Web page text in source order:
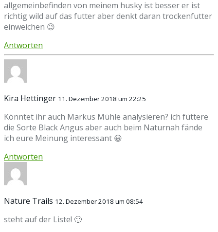
allgemeinbefinden von meinem husky ist besser er ist
richtig wild auf das futter aber denkt daran trockenfutter
einweichen 😉
Antworten
Kira Hettinger 11. Dezember 2018 um 22:25
Könntet ihr auch Markus Mühle analysieren? ich füttere
die Sorte Black Angus aber auch beim Naturnah fände
ich eure Meinung interessant 😀
Antworten
Nature Trails 12. Dezember 2018 um 08:54
steht auf der Liste! 🙂